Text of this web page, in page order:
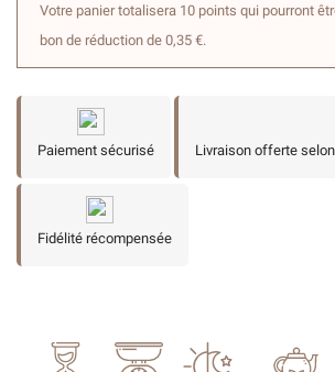
Votre panier totalisera 10 points qui pourront
bon de réduction de 0,35 €.
Paiement sécurisé Livraison offerte
Fidélité récompensée